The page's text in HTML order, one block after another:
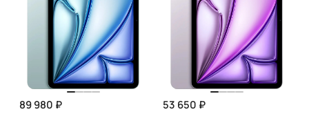
89 980 ₽
53 650 ₽